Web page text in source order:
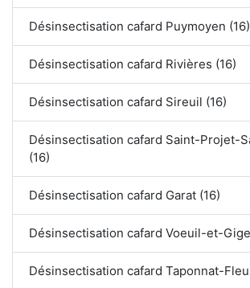
Désinsectisation cafard Puymoyen (16)
Désinsectisation cafard Rivières (16)
Désinsectisation cafard Sireuil (16)
Désinsectisation cafard Saint-Projet-
(16)
Désinsectisation cafard Garat (16)
Désinsectisation cafard Voeuil-et-
Désinsectisation cafard Taponnat-